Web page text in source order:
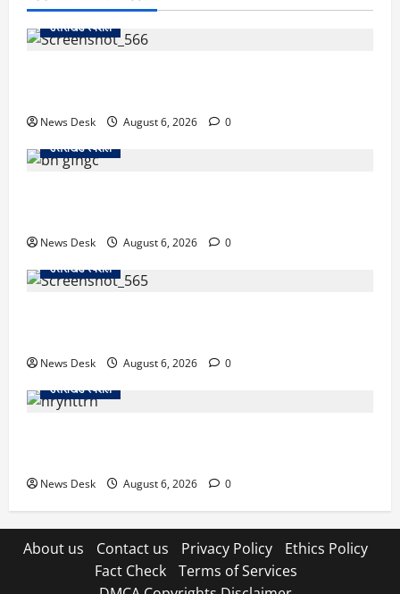
उत्तराखंड स्पेशल
News Desk August 6, 2026
0
उत्तराखंड स्पेशल
News Desk August 6, 2026
0
उत्तराखंड स्पेशल
News Desk August 6, 2026
0
उत्तराखंड स्पेशल
News Desk August 6, 2026 0
About us Contact us Privacy Policy
Ethics Policy
Fact Check
Terms of Services